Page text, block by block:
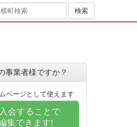
事業者様ですか？
ページとして使えます
会することで
集できます!